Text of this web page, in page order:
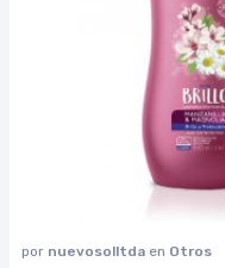
por nuevosolltda en Otros